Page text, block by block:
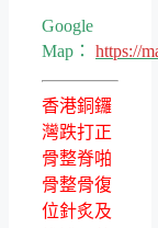
Google
Map： https://
香港銅鑼
灣跌打正
骨整脊啪
骨整骨復
位針炙及